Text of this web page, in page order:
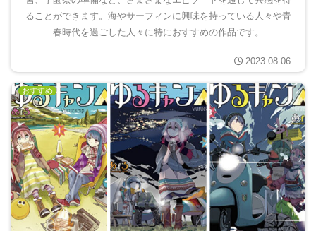
ることができます。海やサーフィンに興味を持っている人々や青
春時代を過ごした人々に特におすすめの作品です。
2023.08.06
おすすめ